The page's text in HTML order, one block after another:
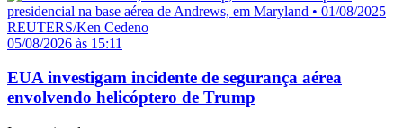
05/08/2026 às 15:11
EUA investigam incidente de segurança aérea
envolvendo helicóptero de Trump